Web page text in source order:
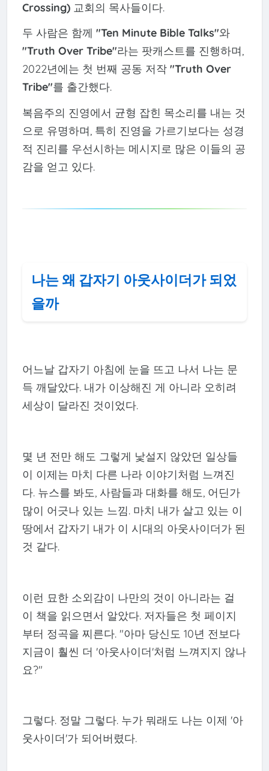
Crossing) 교회의 목사들이다.
두 사람은 함께 "Ten Minute Bible Talks"와
"Truth Over Tribe"라는 팟캐스트를 진행하며,
2022년에는 첫 번째 공동 저작 "Truth Over
Tribe"를 출간했다.
복음주의 진영에서 균형 잡힌 목소리를 내는 것
으로 유명하며, 특히 진영을 가르기보다는 성경
적 진리를 우선시하는 메시지로 많은 이들의 공
감을 얻고 있다.
나는 왜 갑자기 아웃사이더가 되었
을까
어느날 갑자기 아침에 눈을 뜨고 나서 나는 문
득 깨달았다. 내가 이상해진 게 아니라 오히려
세상이 달라진 것이었다.
몇 년 전만 해도 그렇게 낯설지 않았던 일상들
이 이제는 마치 다른 나라 이야기처럼 느껴진
다. 뉴스를 봐도, 사람들과 대화를 해도, 어딘가
많이 어긋나 있는 느낌. 마치 내가 살고 있는 이
땅에서 갑자기 내가 이 시대의 아웃사이더가 된
것 같다.
이런 묘한 소외감이 나만의 것이 아니라는 걸
이 책을 읽으면서 알았다. 저자들은 첫 페이지
부터 정곡을 찌른다. "아마 당신도 10년 전보다
지금이 훨씬 더 '아웃사이더'처럼 느껴지지 않나
요?"
그렇다. 정말 그렇다. 누가 뭐래도 나는 이제 '아
웃사이더'가 되어버렸다.